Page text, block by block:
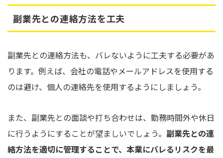
副業先との連絡方法を工夫
副業先との連絡方法も、バレないように工夫する必要があ
ります。例えば、会社の電話やメールアドレスを使用する
のは避け、個人の連絡先を使用するようにしましょう。
また、副業先との面談や打ち合わせは、勤務時間外や休日
に行うようにすることが望ましいでしょう。 副業先との連
絡方法を適切に管理することで、本業にバレるリスクを最